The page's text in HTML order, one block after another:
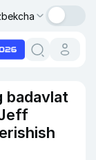
badavlat